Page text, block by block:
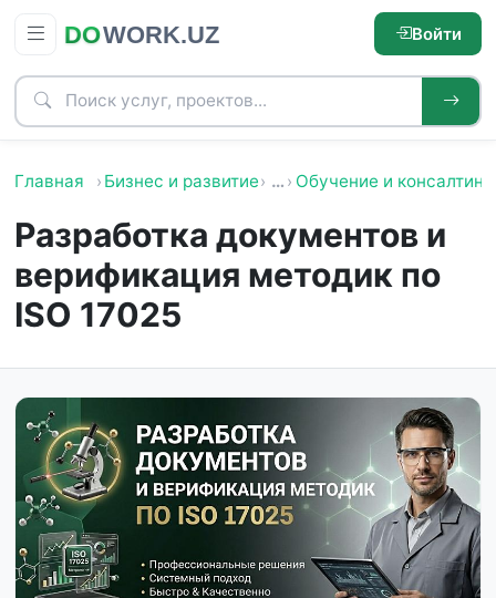
Войти
Главная Бизнес и развитие … Обучение и консалтинг
Разработка документов и
верификация методик по
ISO 17025